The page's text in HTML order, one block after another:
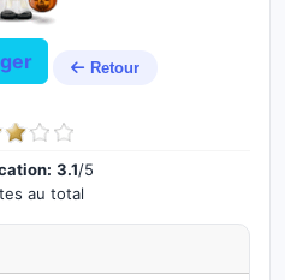
Retour
3.1/5
au total